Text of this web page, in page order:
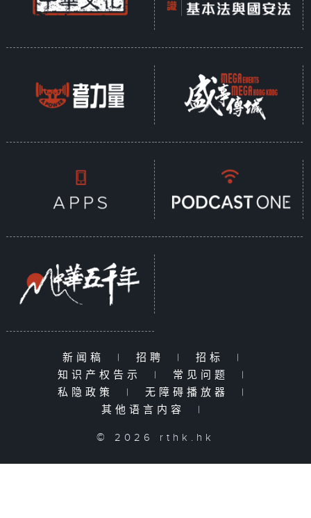
新闻稿 | 招聘 | 招标
|
知识产权告示
| 常见问题
|
私隐政策
| 无障碍播放器
|
其他语言内容
|
© 2026 rthk.hk